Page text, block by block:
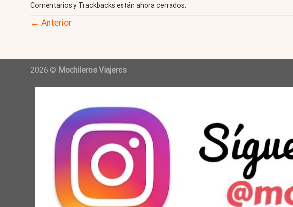
Comentarios y Trackbacks están ahora cerrados.
← Anterior
2026 © Mochileros Viajeros